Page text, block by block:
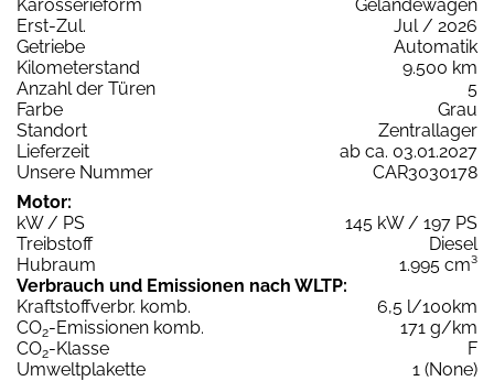
Karosserieform
Geländewagen
Erst-Zul.
Jul / 2026
Getriebe
Automatik
Kilometerstand
9.500 km
Anzahl der Türen
5
Farbe
Grau
Standort
Zentrallager
Lieferzeit
ab ca. 03.01.2027
Unsere Nummer
CAR3030178
Motor:
kW / PS
145 kW / 197 PS
Treibstoff
Diesel
Hubraum
1.995 cm³
Verbrauch und Emissionen nach WLTP:
Kraftstoffverbr. komb.
6,5 l/100km
CO2-Emissionen komb.
171 g/km
CO2-Klasse
F
Umweltplakette
1 (None)